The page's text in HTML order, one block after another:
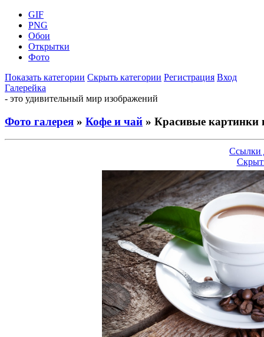
GIF
PNG
Обои
Открытки
Фото
Показать категории Скрыть категории Регистрация Вход
Галерейка
- это удивительный мир изображений
Фото галерея » Кофе и чай » Красивые картинки
Ссылки